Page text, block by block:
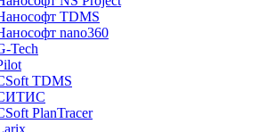
TDMS
nano360
Tech
TDMS
PlanTracer